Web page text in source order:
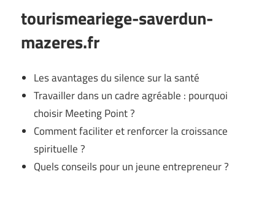
tourismeariege-saverdun-
mazeres.fr
Les avantages du silence sur la santé
Travailler dans un cadre agréable : pourquoi
choisir Meeting Point ?
Comment faciliter et renforcer la croissance
spirituelle ?
Quels conseils pour un jeune entrepreneur ?